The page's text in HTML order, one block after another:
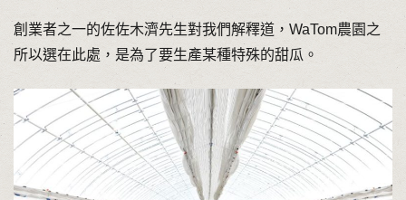
創業者之一的佐佐木濟先生對我們解釋道，WaTom農園之
所以選在此處，是為了要生產某種特殊的甜瓜。